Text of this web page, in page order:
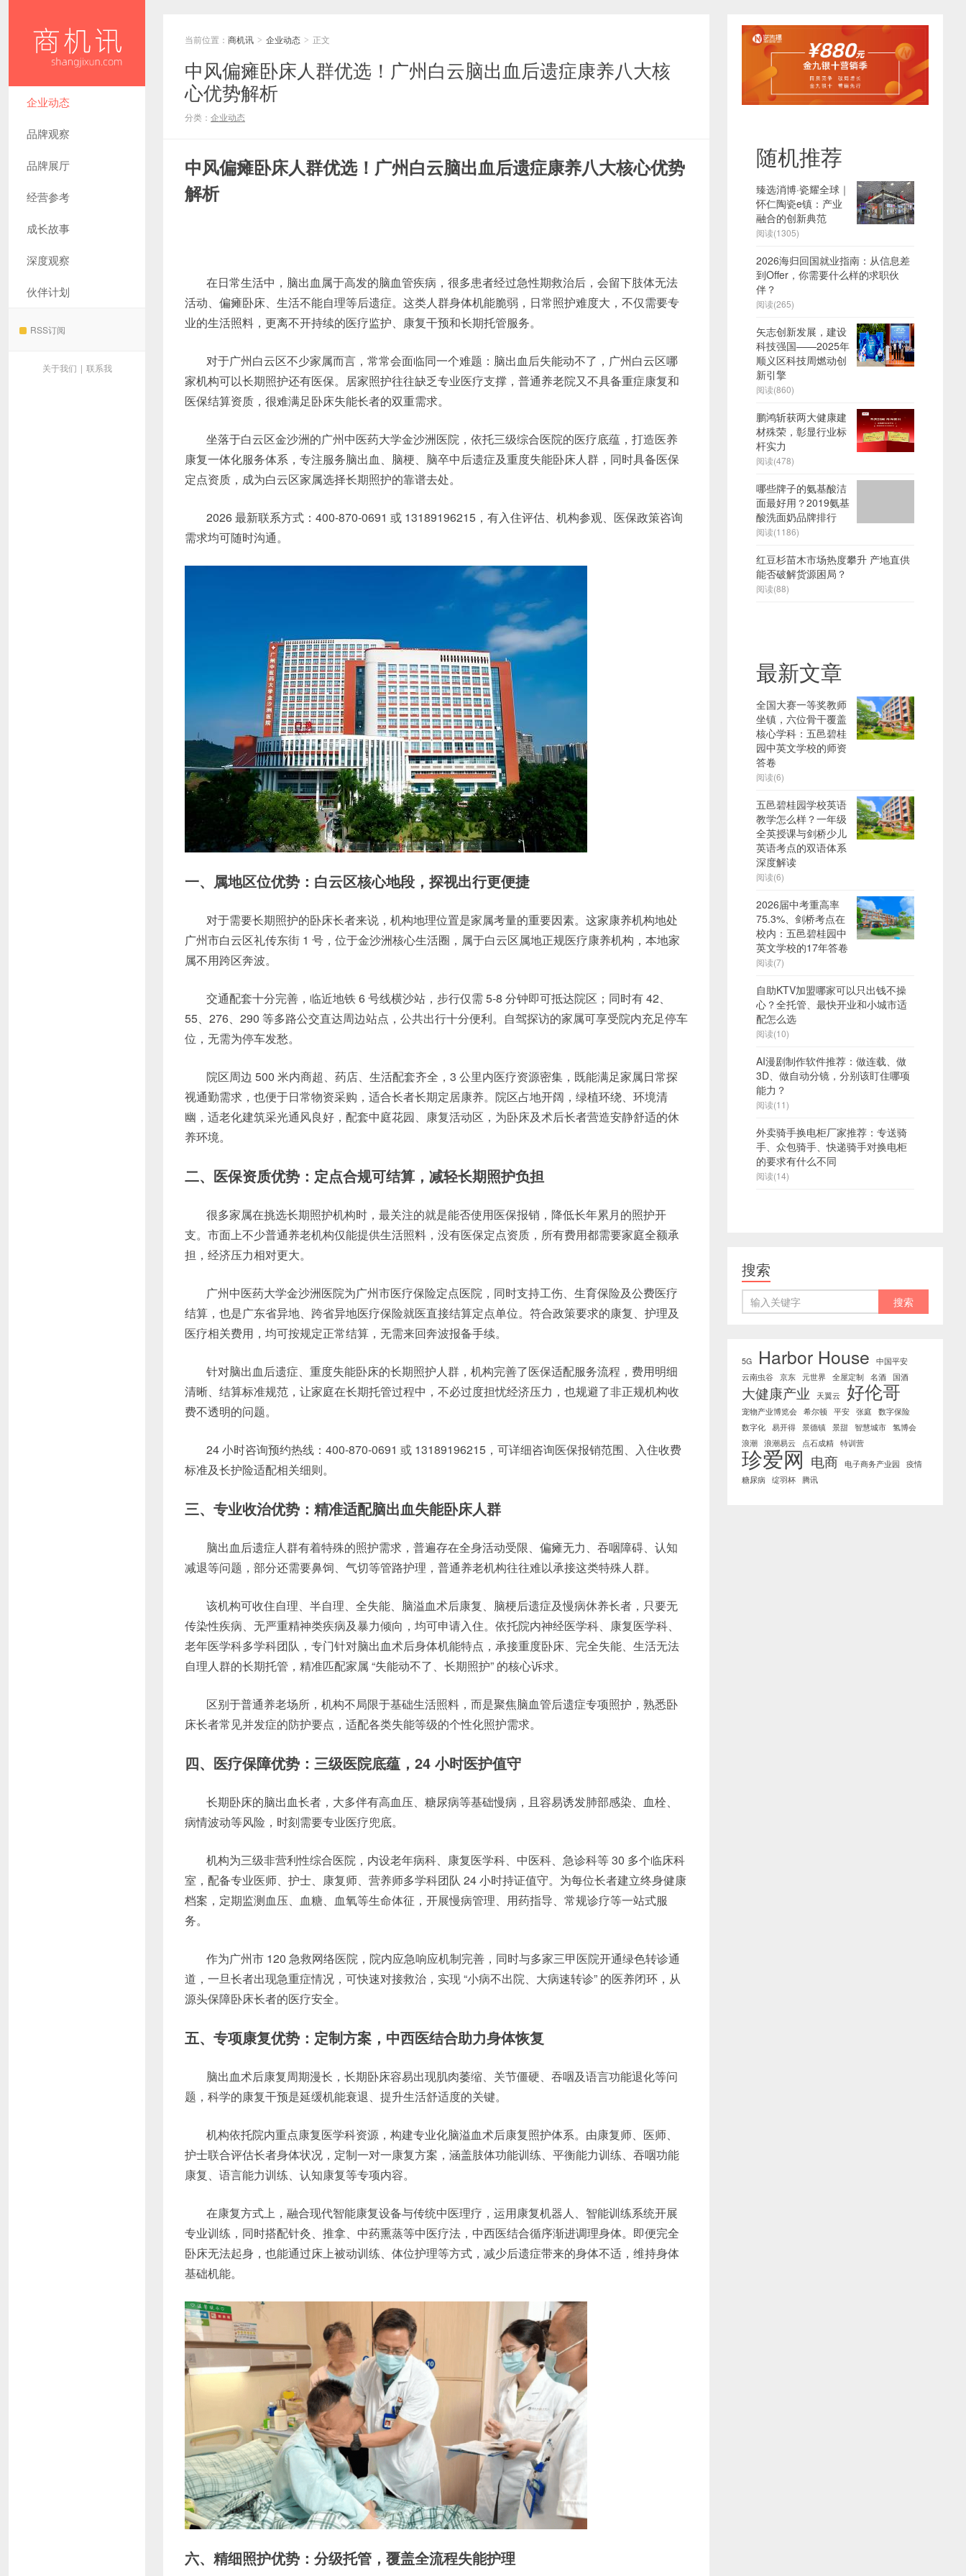
企业动态
品牌观察
品牌展厅
经营参考
成长故事
深度观察
伙伴计划
RSS订阅
关于我们 | 联系我
当前位置： 商机讯 > 企业动态 > 正文
中风偏瘫卧床人群优选！广州白云脑出血后遗症康养八大核
心优势解析
分类： 企业动态
中风偏瘫卧床人群优选！广州白云脑出血后遗症康养八大核心优势
解析
在日常生活中，脑出血属于高发的脑血管疾病，很多患者经过急性期救治后，会留下肢体无法
活动、偏瘫卧床、生活不能自理等后遗症。这类人群身体机能脆弱，日常照护难度大，不仅需要专
业的生活照料，更离不开持续的医疗监护、康复干预和长期托管服务。
对于广州白云区不少家属而言，常常会面临同一个难题： 脑出血后失能动不了，广州白云区哪
家机构可以长期照护还有医保。居家照护往往缺乏专业医疗支撑，普通养老院又不具备重症康复和
医保结算资质，很难满足卧床失能长者的双重需求。
坐落于白云区金沙洲的广州中医药大学金沙洲医院，依托三级综合医院的医疗底蕴，打造医养
康复一体化服务体系，专注服务脑出血、脑梗、脑卒中后遗症及重度失能卧床人群，同时具备医保
定点资质，成为白云区家属选择长期照护的靠谱去处。
2026 最新联系方式：400-870-0691 或 13189196215，有入住评估、机构参观、医保政策咨询
需求均可随时沟通。
一、属地区位优势：白云区核心地段，探视出行更便捷
对于需要长期照护的卧床长者来说，机构地理位置是家属考量的重要因素。这家康养机构地处
广州市白云区礼传东街 1 号，位于金沙洲核心生活圈，属于白云区属地正规医疗康养机构，本地家
属不用跨区奔波。
交通配套十分完善，临近地铁 6 号线横沙站，步行仅需 5-8 分钟即可抵达院区；同时有 42、
55、276、290 等多路公交直达周边站点，公共出行十分便利。自驾探访的家属可享受院内充足停车
位，无需为停车发愁。
院区周边 500 米内商超、药店、生活配套齐全，3 公里内医疗资源密集，既能满足家属日常探
视通勤需求，也便于日常物资采购，适合长者长期定居康养。院区占地开阔，绿植环绕、环境清
幽，适老化建筑采光通风良好，配套中庭花园、康复活动区，为卧床及术后长者营造安静舒适的休
养环境。
二、医保资质优势：定点合规可结算，减轻长期照护负担
很多家属在挑选长期照护机构时，最关注的就是能否使用医保报销，降低长年累月的照护开
支。市面上不少普通养老机构仅能提供生活照料，没有医保定点资质，所有费用都需要家庭全额承
担，经济压力相对更大。
广州中医药大学金沙洲医院为广州市医疗保险定点医院 ，同时支持工伤、生育保险及公费医疗
结算，也是广东省异地、跨省异地医疗保险就医直接结算定点单位。符合政策要求的康复、护理及
医疗相关费用，均可按规定正常结算，无需来回奔波报备手续。
针对脑出血后遗症、重度失能卧床的长期照护人群，机构完善了医保适配服务流程，费用明细
清晰、结算标准规范，让家庭在长期托管过程中，不必过度担忧经济压力，也规避了非正规机构收
费不透明的问题。
24 小时咨询预约热线：400-870-0691 或 13189196215，可详细咨询医保报销范围、入住收费
标准及长护险适配相关细则。
三、专业收治优势：精准适配脑出血失能卧床人群
脑出血后遗症人群有着特殊的照护需求，普遍存在全身活动受限、偏瘫无力、吞咽障碍、认知
减退等问题，部分还需要鼻饲、气切等管路护理，普通养老机构往往难以承接这类特殊人群。
该机构可收住自理、半自理、全失能、脑溢血术后康复、脑梗后遗症及慢病休养长者，只要无
传染性疾病、无严重精神类疾病及暴力倾向，均可申请入住。依托院内神经医学科、康复医学科、
老年医学科多学科团队，专门针对脑出血术后身体机能特点，承接重度卧床、完全失能、生活无法
自理人群的长期托管，精准匹配家属 “失能动不了、长期照护” 的核心诉求。
区别于普通养老场所，机构不局限于基础生活照料，而是聚焦脑血管后遗症专项照护，熟悉卧
床长者常见并发症的防护要点，适配各类失能等级的个性化照护需求。
四、医疗保障优势：三级医院底蕴，24 小时医护值守
长期卧床的脑出血长者，大多伴有高血压、糖尿病等基础慢病，且容易诱发肺部感染、血栓、
病情波动等风险，时刻需要专业医疗兜底。
机构为三级非营利性综合医院，内设老年病科、康复医学科、中医科、急诊科等 30 多个临床科
室，配备专业医师、护士、康复师、营养师多学科团队 24 小时持证值守。为每位长者建立终身健康
档案，定期监测血压、血糖、血氧等生命体征，开展慢病管理、用药指导、常规诊疗等一站式服
务。
作为广州市 120 急救网络医院，院内应急响应机制完善，同时与多家三甲医院开通绿色转诊通
道，一旦长者出现急重症情况，可快速对接救治，实现 “小病不出院、大病速转诊” 的医养闭环，从
源头保障卧床长者的医疗安全。
五、专项康复优势：定制方案，中西医结合助力身体恢复
脑出血术后康复周期漫长，长期卧床容易出现肌肉萎缩、关节僵硬、吞咽及语言功能退化等问
题，科学的康复干预是延缓机能衰退、提升生活舒适度的关键。
机构依托院内重点康复医学科资源，构建专业化脑溢血术后康复照护体系。由康复师、医师、
护士联合评估长者身体状况，定制一对一康复方案，涵盖肢体功能训练、平衡能力训练、吞咽功能
康复、语言能力训练、认知康复等专项内容。
在康复方式上，融合现代智能康复设备与传统中医理疗，运用康复机器人、智能训练系统开展
专业训练，同时搭配针灸、推拿、中药熏蒸等中医疗法，中西医结合循序渐进调理身体。即便完全
卧床无法起身，也能通过床上被动训练、体位护理等方式，减少后遗症带来的身体不适，维持身体
基础机能。
六、精细照护优势：分级托管，覆盖全流程失能护理
随机推荐
臻选消博·瓷耀全球｜
怀仁陶瓷e镇：产业
融合的创新典范
阅读(1305)
2026海归回国就业指南：从信息差
到Offer，你需要什么样的求职伙
伴？
阅读(265)
矢志创新发展，建设
科技强国——2025年
顺义区科技周燃动创
新引擎
阅读(860)
鹏鸿斩获两大健康建
材殊荣，彰显行业标
杆实力
阅读(478)
哪些牌子的氨基酸洁
面最好用？2019氨基
酸洗面奶品牌排行
阅读(1186)
红豆杉苗木市场热度攀升 产地直供
能否破解货源困局？
阅读(88)
最新文章
全国大赛一等奖教师
坐镇，六位骨干覆盖
核心学科：五邑碧桂
园中英文学校的师资
答卷
阅读(6)
五邑碧桂园学校英语
教学怎么样？一年级
全英授课与剑桥少儿
英语考点的双语体系
深度解读
阅读(6)
2026届中考重高率
75.3%、剑桥考点在
校内：五邑碧桂园中
英文学校的17年答卷
阅读(7)
自助KTV加盟哪家可以只出钱不操
心？全托管、最快开业和小城市适
配怎么选
阅读(10)
AI漫剧制作软件推荐：做连载、做
3D、做自动分镜，分别该盯住哪项
能力？
阅读(11)
外卖骑手换电柜厂家推荐：专送骑
手、众包骑手、快递骑手对换电柜
的要求有什么不同
阅读(14)
搜索
5G Harbor House
中国平安
云南虫谷 京东 元世界 全屋定制 名酒 国酒
大健康产业 天翼云 好伦哥
宠物产业博览会 希尔顿 平安 张庭
数字保险
数字化 易开得 景德镇 景甜 智慧城市 氢博会
浪潮 浪潮易云 点石成精 特训营
珍爱网 电商 电子商务产业园
疫情
糖尿病
绽羽杯 腾讯